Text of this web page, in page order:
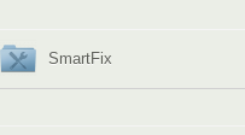
SmartFix